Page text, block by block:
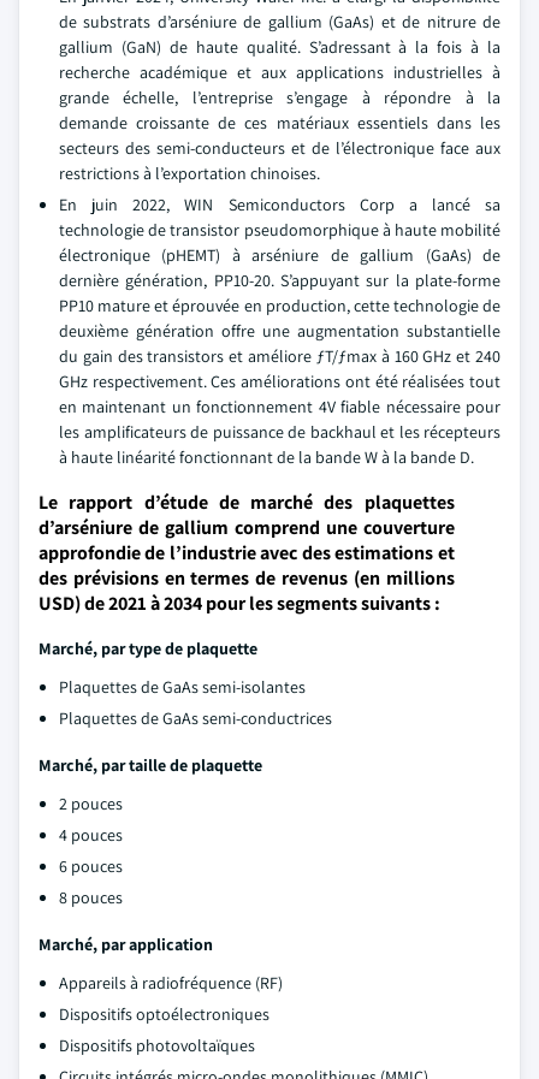
de substrats d’arséniure de gallium (GaAs) et de nitrure de
gallium (GaN) de haute qualité. S’adressant à la fois à la
recherche académique et aux applications industrielles à
grande échelle, l’entreprise s’engage à répondre à la
demande croissante de ces matériaux essentiels dans les
secteurs des semi-conducteurs et de l’électronique face aux
restrictions à l’exportation chinoises.
En juin 2022, WIN Semiconductors Corp a lancé sa
technologie de transistor pseudomorphique à haute mobilité
électronique (pHEMT) à arséniure de gallium (GaAs) de
dernière génération, PP10-20. S’appuyant sur la plate-forme
PP10 mature et éprouvée en production, cette technologie de
deuxième génération offre une augmentation substantielle
du gain des transistors et améliore ƒT/ƒmax à 160 GHz et 240
GHz respectivement. Ces améliorations ont été réalisées tout
en maintenant un fonctionnement 4V fiable nécessaire pour
les amplificateurs de puissance de backhaul et les récepteurs
à haute linéarité fonctionnant de la bande W à la bande D.
Le rapport d’étude de marché des plaquettes
d’arséniure de gallium comprend une couverture
approfondie de l’industrie avec des estimations et
des prévisions en termes de revenus (en millions
USD) de 2021 à 2034 pour les segments suivants :
Marché, par type de plaquette
Plaquettes de GaAs semi-isolantes
Plaquettes de GaAs semi-conductrices
Marché, par taille de plaquette
2 pouces
4 pouces
6 pouces
8 pouces
Marché, par application
Appareils à radiofréquence (RF)
Dispositifs optoélectroniques
Dispositifs photovoltaïques